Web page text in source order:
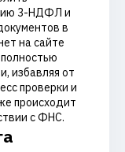
3-НДФЛ и
в
на сайте
избавляя от
проверки и
происходит
с ФНС.